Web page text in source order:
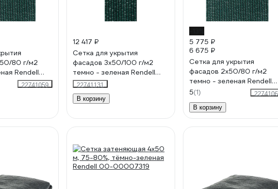
80 г/м2
Rendell
22741059
12 417 ₽
Сетка для укрытия
фасадов 3х50/100 г/м2
темно - зеленая Rendell
00-00000972
22741131
В корзину
5 775 ₽
6 675 ₽
Сетка для укрытия
фасадов 2х50/80 г/м2
темно - зеленая Rendell
00-00000715
5(1)
В корзину